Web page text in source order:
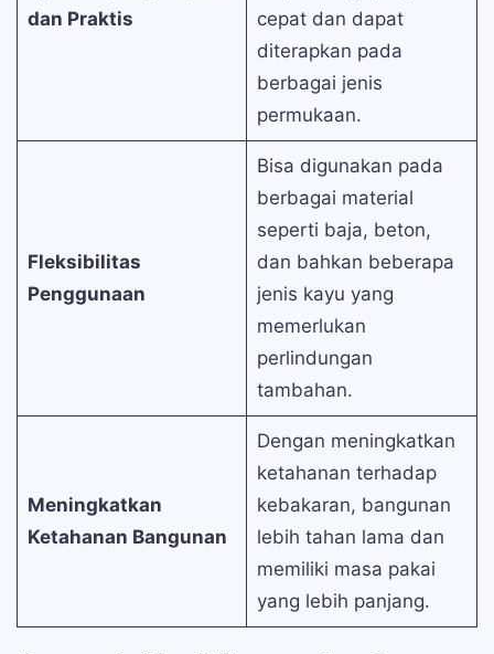
dan Praktis
cepat dan dapat
diterapkan pada
berbagai jenis
permukaan.
Fleksibilitas
Penggunaan
Bisa digunakan pada
berbagai material
seperti baja, beton,
dan bahkan beberapa
jenis kayu yang
memerlukan
perlindungan
tambahan.
Meningkatkan
Ketahanan Bangunan
Dengan meningkatkan
ketahanan terhadap
kebakaran, bangunan
lebih tahan lama dan
memiliki masa pakai
yang lebih panjang.